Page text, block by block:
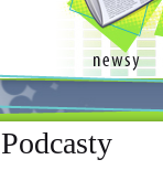
Podcasty